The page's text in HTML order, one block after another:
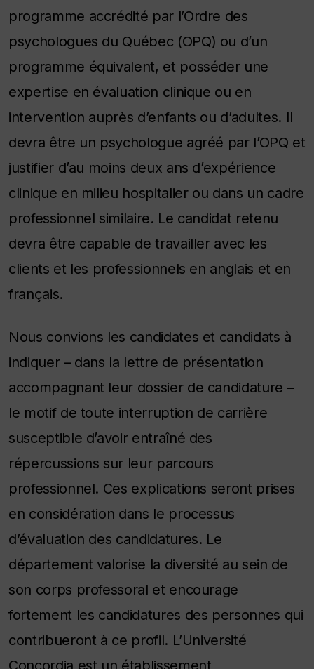
programme accrédité par l’Ordre des
psychologues du Québec (OPQ) ou d’un
programme équivalent, et posséder une
expertise en évaluation clinique ou en
intervention auprès d’enfants ou d’adultes. Il
devra être un psychologue agréé par l’OPQ et
justifier d’au moins deux ans d’expérience
clinique en milieu hospitalier ou dans un cadre
professionnel similaire. Le candidat retenu
devra être capable de travailler avec les
clients et les professionnels en anglais et en
français.
Nous convions les candidates et candidats à
indiquer – dans la lettre de présentation
accompagnant leur dossier de candidature –
le motif de toute interruption de carrière
susceptible d’avoir entraîné des
répercussions sur leur parcours
professionnel. Ces explications seront prises
en considération dans le processus
d’évaluation des candidatures. Le
département valorise la diversité au sein de
son corps professoral et encourage
fortement les candidatures des personnes qui
contribueront à ce profil. L’Université
Concordia est un établissement